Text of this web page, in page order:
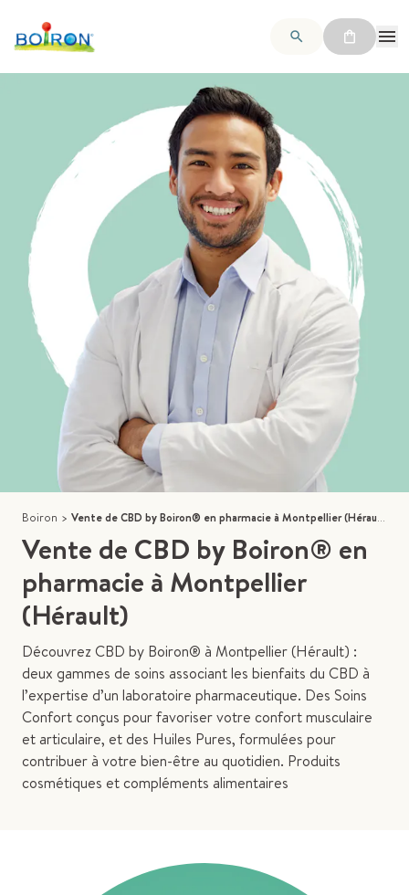
Boiron > Vente de CBD by Boiron® en pharmacie à Montpellier (Hérault)
Vente de CBD by Boiron® en
pharmacie à Montpellier
(Hérault)
Découvrez CBD by Boiron® à Montpellier (Hérault) :
deux gammes de soins associant les bienfaits du CBD à
l’expertise d’un laboratoire pharmaceutique. Des Soins
Confort conçus pour favoriser votre confort musculaire
et articulaire, et des Huiles Pures, formulées pour
contribuer à votre bien-être au quotidien. Produits
cosmétiques et compléments alimentaires